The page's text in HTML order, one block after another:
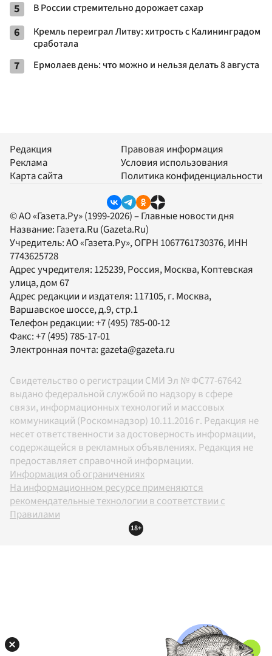
5 В России стремительно дорожает сахар
6
Кремль переиграл Литву: хитрость с Калининградом
сработала
7 Ермолаев день: что можно и нельзя делать 8 августа
Редакция
Реклама
Карта сайта
Правовая информация
Условия использования
Политика конфиденциальности
© АО «Газета.Ру» (1999-2026) – Главные новости дня
Название: Газета.Ru (Gazeta.Ru)
Учредитель:АО «Газета.Ру», ОГРН 1067761730376, ИНН
7743625728
Адрес учредителя: 125239, Россия, Москва, Коптевская
улица, дом 67
Адрес редакции и издателя: 117105, г. Москва,
Варшавское шоссе, д.9, стр.1
Телефон редакции:+7 (495) 785-00-12
Факс:+7 (495) 785-17-01
Электронная почта:gazeta@gazeta.ru
Свидетельство о регистрации СМИ Эл № ФС77-67642
выдано федеральной службой по надзору в сфере
связи, информационных технологий и массовых
коммуникаций (Роскомнадзор) 10.11.2016 г. Редакция не
несет ответственности за достоверность информации,
содержащейся в рекламных объявлениях. Редакция не
предоставляет справочной информации.
Информация об ограничениях
На информационном ресурсе применяются
рекомендательные технологии в соответствии с
Правилами
18+